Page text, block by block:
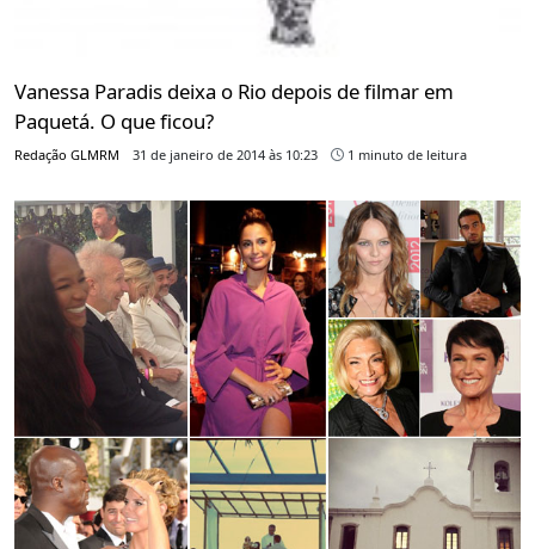
Vanessa Paradis deixa o Rio depois de filmar em
Paquetá. O que ficou?
Redação GLMRM 31 de janeiro de 2014 às 10:23 1 minuto de leitura